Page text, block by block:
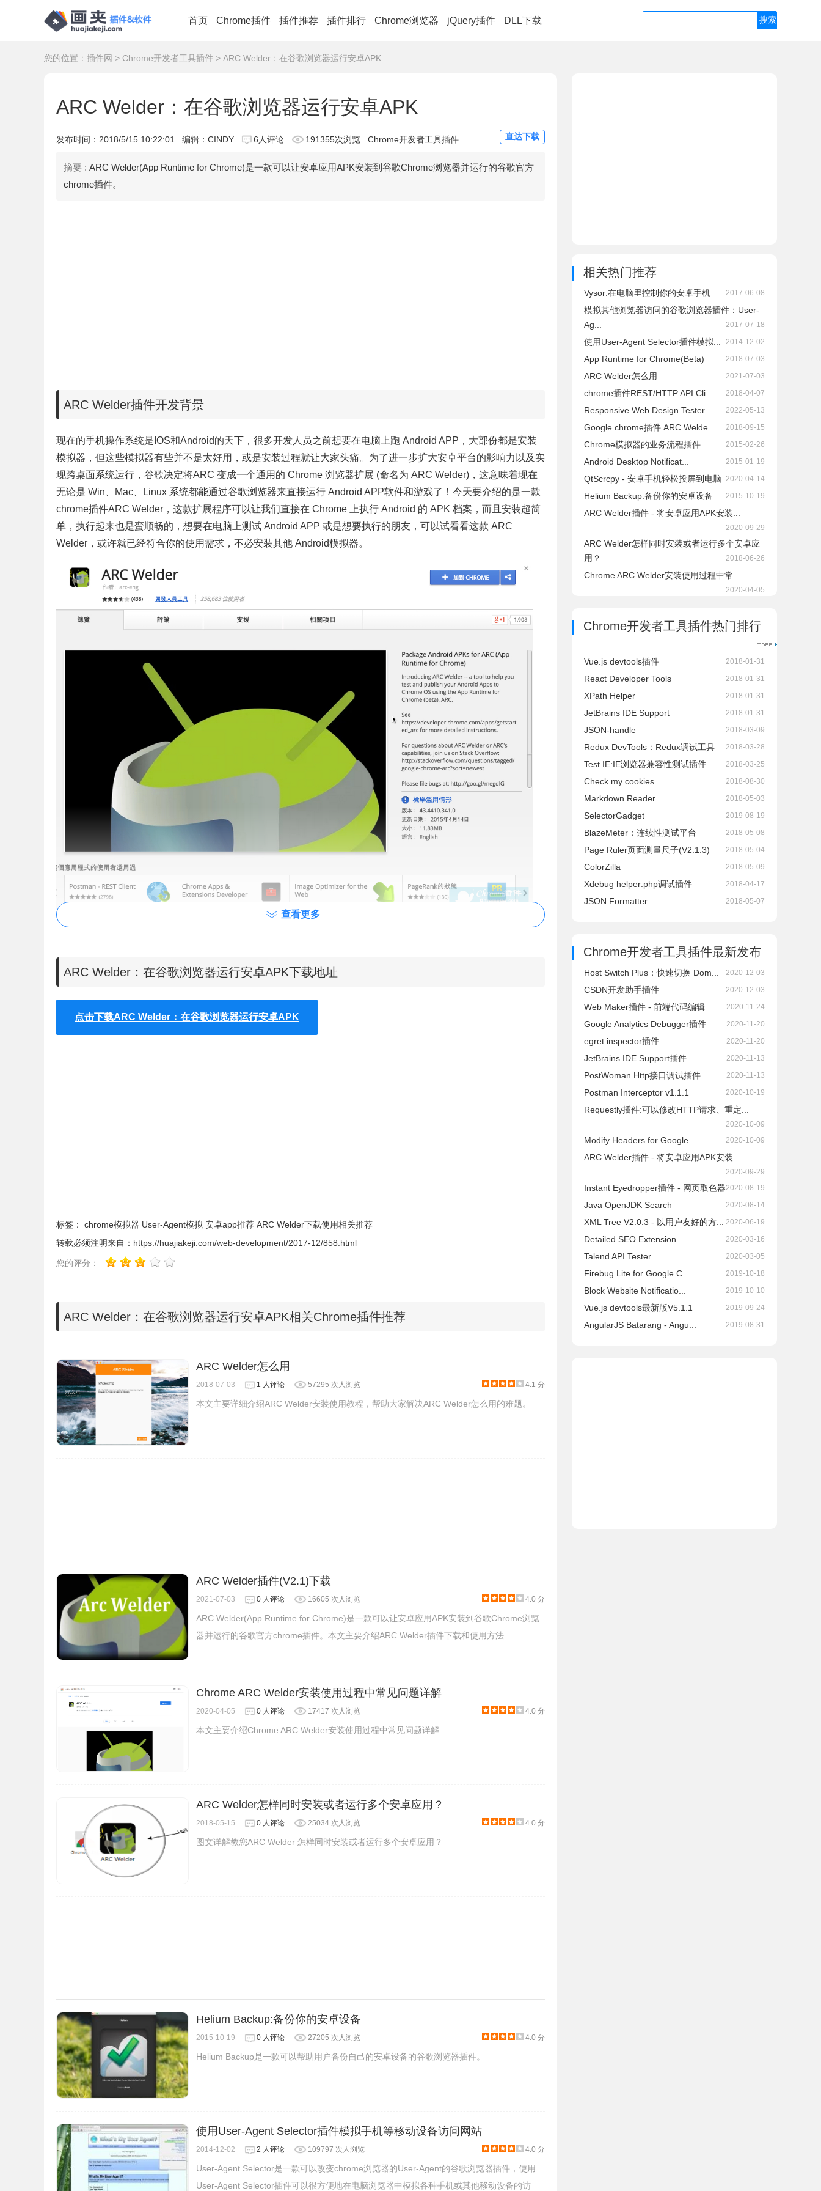
首页 Chrome插件 插件推荐 插件排行 Chrome浏览器 jQuery插件 DLL下载
您的位置： 插件网 > Chrome开发者工具插件 > ARC Welder：在谷歌浏览器运行安卓APK
ARC Welder：在谷歌浏览器运行安卓APK
发布时间： 2018/5/15 10:22:01 编辑：CINDY 6人评论 191355次浏览 Chrome开发者工具插件 直达下载
摘要 : ARC Welder(App Runtime for Chrome)是一款可以让安卓应用APK安装到谷歌Chrome浏览器并运行的谷歌官方
chrome插件。
ARC Welder插件开发背景
现在的手机操作系统是IOS和Android的天下，很多开发人员之前想要在电脑上跑 Android APP，大部份都是安装
模拟器，但这些模拟器有些并不是太好用，或是安装过程就让大家头痛。为了进一步扩大安卓平台的影响力以及实
现跨桌面系统运行，谷歌决定将ARC 变成一个通用的 Chrome 浏览器扩展 (命名为 ARC Welder)，这意味着现在
无论是 Win、Mac、Linux 系统都能通过谷歌浏览器来直接运行 Android APP软件和游戏了！今天要介绍的是一款
chrome插件ARC Welder，这款扩展程序可以让我们直接在 Chrome 上执行 Android 的 APK 档案，而且安装超简
单，执行起来也是蛮顺畅的，想要在电脑上测试 Android APP 或是想要执行的朋友，可以试看看这款 ARC
Welder，或许就已经符合你的使用需求，不必安装其他 Android模拟器。
ARC Welder插件离线安装的方法参照：怎么在谷歌浏览器中安装.crx扩展名的离线Chrome插件？
离线安装版可以从这里下载：https://huajiakeji.com/chrome/2017-09/813.html。
3.对于Mac 用户来说，在 Launchpad里就可以找到，ARC Welder，如下图所示：
查看更多
ARC Welder：在谷歌浏览器运行安卓APK下载地址
点击下载ARC Welder：在谷歌浏览器运行安卓APK
标签： chrome模拟器 User-Agent模拟 安卓app推荐 ARC Welder下载使用相关推荐
转载必须注明来自： https://huajiakeji.com/web-development/2017-12/858.html
您的评分：
ARC Welder：在谷歌浏览器运行安卓APK相关Chrome插件推荐
ARC Welder怎么用
2018-07-03 1 人评论 57295 次人浏览 4.1 分
本文主要详细介绍ARC Welder安装使用教程，帮助大家解决ARC Welder怎么用的难题。
ARC Welder插件(V2.1)下载
2021-07-03 0 人评论 16605 次人浏览 4.0 分
ARC Welder(App Runtime for Chrome)是一款可以让安卓应用APK安装到谷歌Chrome浏览
器并运行的谷歌官方chrome插件。本文主要介绍ARC Welder插件下载和使用方法
Chrome ARC Welder安装使用过程中常见问题详解
2020-04-05 0 人评论 17417 次人浏览 4.0 分
本文主要介绍Chrome ARC Welder安装使用过程中常见问题详解
ARC Welder怎样同时安装或者运行多个安卓应用？
2018-05-15 0 人评论 25034 次人浏览 4.0 分
图文详解教您ARC Welder 怎样同时安装或者运行多个安卓应用？
Helium Backup:备份你的安卓设备
2015-10-19 0 人评论 27205 次人浏览 4.0 分
Helium Backup是一款可以帮助用户备份自己的安卓设备的谷歌浏览器插件。
使用User-Agent Selector插件模拟手机等移动设备访问网站
2014-12-02 2 人评论 109797 次人浏览 4.0 分
User-Agent Selector是一款可以改变chrome浏览器的User-Agent的谷歌浏览器插件，使用
User-Agent Selector插件可以很方便地在电脑浏览器中模拟各种手机或其他移动设备的访
相关热门推荐
Vysor:在电脑里控制你的安卓手机 2017-06-08
模拟其他浏览器访问的谷歌浏览器插件：User-
Ag...
2017-07-18
使用User-Agent Selector插件模拟... 2014-12-02
App Runtime for Chrome(Beta) 2018-07-03
ARC Welder怎么用 2021-07-03
chrome插件REST/HTTP API Cli... 2018-04-07
Responsive Web Design Tester 2022-05-13
Google chrome插件 ARC Welde... 2018-09-15
Chrome模拟器的业务流程插件 2015-02-26
Android Desktop Notificat... 2015-01-19
QtScrcpy - 安卓手机轻松投屏到电脑 2020-04-14
Helium Backup:备份你的安卓设备 2015-10-19
ARC Welder插件 - 将安卓应用APK安装...
2020-09-29
ARC Welder怎样同时安装或者运行多个安卓应
用？
2018-06-26
Chrome ARC Welder安装使用过程中常...
2020-04-05
Chrome开发者工具插件热门排行
Vue.js devtools插件 2018-01-31
React Developer Tools 2018-01-31
XPath Helper 2018-01-31
JetBrains IDE Support 2018-01-31
JSON-handle 2018-03-09
Redux DevTools：Redux调试工具 2018-03-28
Test IE:IE浏览器兼容性测试插件 2018-03-25
Check my cookies 2018-08-30
Markdown Reader 2018-05-03
SelectorGadget 2019-08-19
BlazeMeter：连续性测试平台 2018-05-08
Page Ruler页面测量尺子(V2.1.3) 2018-05-04
ColorZilla 2018-05-09
Xdebug helper:php调试插件 2018-04-17
JSON Formatter 2018-05-07
Chrome开发者工具插件最新发布
Host Switch Plus：快速切换 Dom... 2020-12-03
CSDN开发助手插件 2020-12-03
Web Maker插件 - 前端代码编辑 2020-11-24
Google Analytics Debugger插件 2020-11-20
egret inspector插件 2020-11-20
JetBrains IDE Support插件 2020-11-13
PostWoman Http接口调试插件 2020-11-13
Postman Interceptor v1.1.1 2020-10-19
Requestly插件:可以修改HTTP请求、重定...
2020-10-09
Modify Headers for Google... 2020-10-09
ARC Welder插件 - 将安卓应用APK安装...
2020-09-29
Instant Eyedropper插件 - 网页取色器2020-08-19
Java OpenJDK Search 2020-08-14
XML Tree V2.0.3 - 以用户友好的方... 2020-06-19
Detailed SEO Extension 2020-03-16
Talend API Tester 2020-03-05
Firebug Lite for Google C... 2019-10-18
Block Website Notificatio... 2019-10-10
Vue.js devtools最新版V5.1.1 2019-09-24
AngularJS Batarang - Angu... 2019-08-31